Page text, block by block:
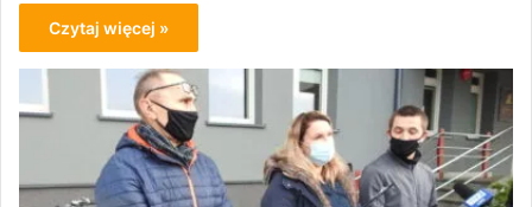
Czytaj więcej »